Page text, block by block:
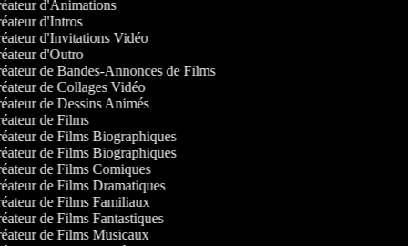
d'Animations
d'Intros
d'Invitations Vidéo
d'Outro
de Bandes-Annonces de Films
de Collages Vidéo
de Dessins Animés
de Films
de Films Biographiques
de Films Biographiques
de Films Comiques
de Films Dramatiques
de Films Familiaux
de Films Fantastiques
de Films Musicaux